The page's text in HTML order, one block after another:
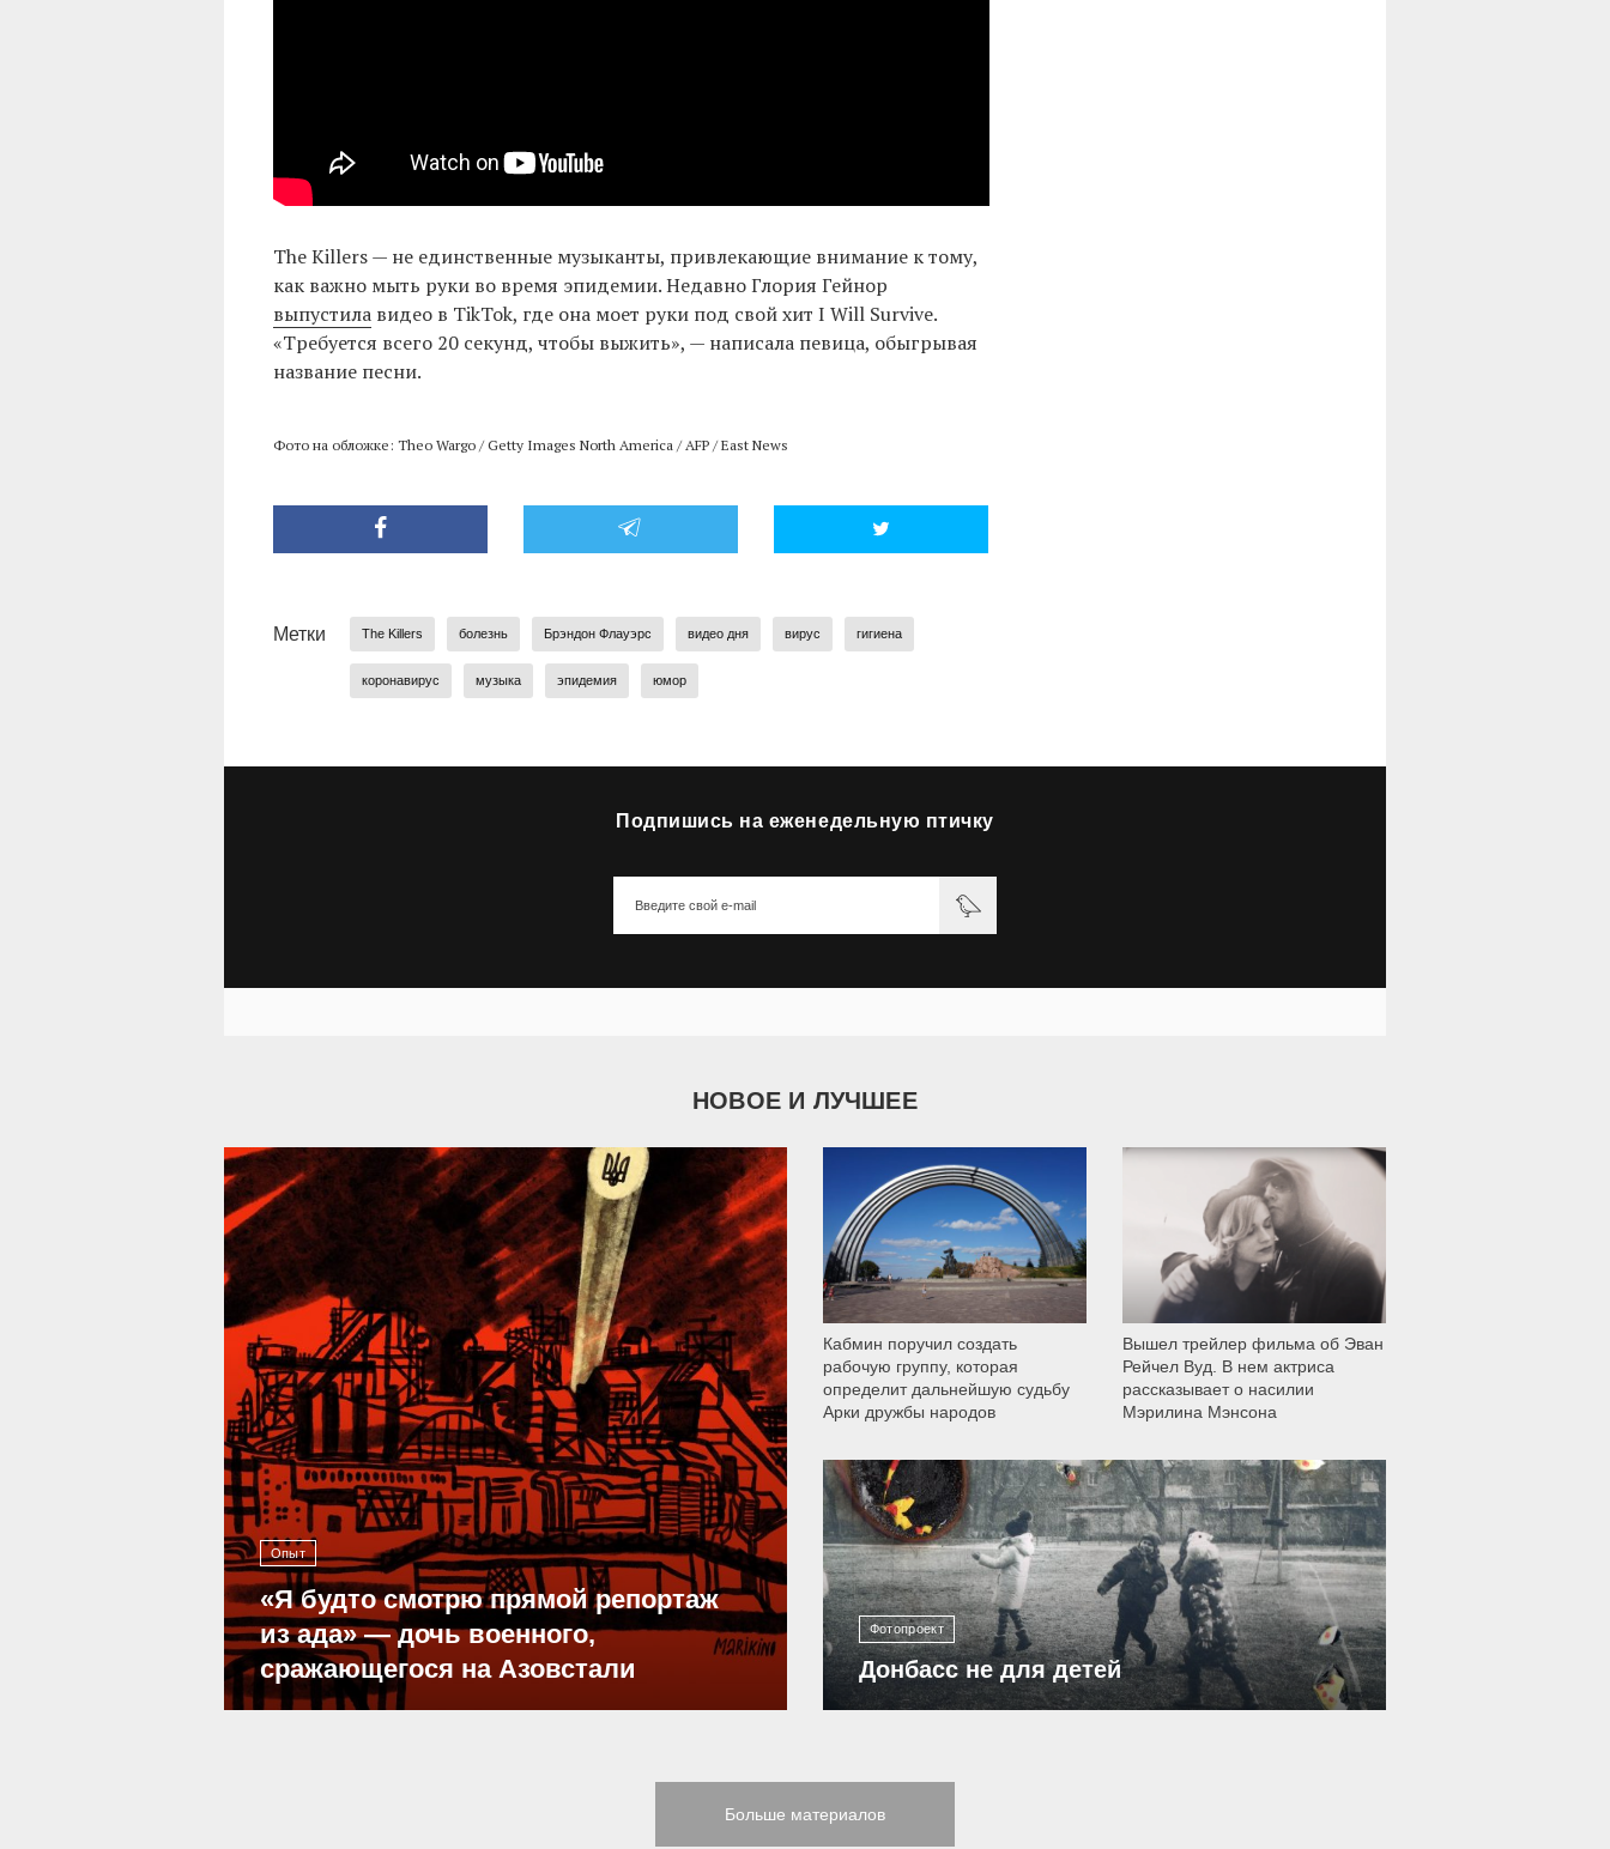
The Killers — не единственные музыканты, привлекающие внимание к тому,
как важно мыть руки во время эпидемии. Недавно Глория Гейнор
выпустилавидео в TikTok, где она моет руки под свой хит I Will Survive.
«Требуется всего 20 секунд, чтобы выжить», — написала певица, обыгрывая
название песни.
Фото на обложке: Theo Wargo / Getty Images North America / AFP / East News
Метки The Killers болезнь Брэндон Флауэрс видео дня вирус гигиена
коронавирус музыка эпидемия юмор
Подпишись на еженедельную птичку
НОВОЕ И ЛУЧШЕЕ
Опыт
«Я будто смотрю прямой репортаж
из ада» — дочь военного,
сражающегося на Азовстали
39 293
Кабмин поручил создать
рабочую группу, которая
определит дальнейшую судьбу
Арки дружбы народов
9 789
Вышел трейлер фильма об Эван
Рейчел Вуд. В нем актриса
рассказывает о насилии
Мэрилина Мэнсона
Фотопроект
Донбасс не для детей
12 303
Больше материалов